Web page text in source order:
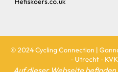
© 2024 Cycling Connection |
- Utrecht -